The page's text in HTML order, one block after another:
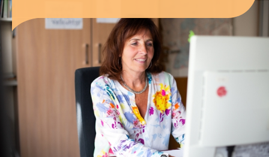
Sozialdienste & Zuweisende
Erweiterte Suche
Gebärdensprache
Leichte Sprache